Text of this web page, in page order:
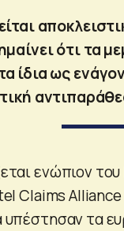
ότι τα
ίδια ως
ενώπιον
Claims Alliance
τα